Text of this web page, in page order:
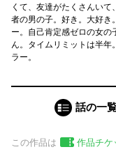
くて、友達がたくさんい
者の男の子。好き。大好き
ー。自己肯定感ゼロの女の
ん。タイムリミットは半
ラー。
話の一
この作品は 作品チケ